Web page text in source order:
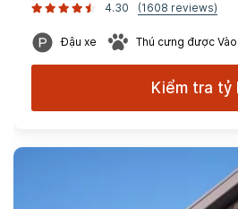
4.30
(1608 reviews)
Đậu xe Thú cưng được Vào
Kiểm tra tỷ